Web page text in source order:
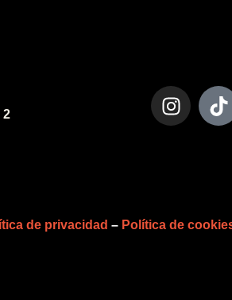
2
de privacidad – Política de